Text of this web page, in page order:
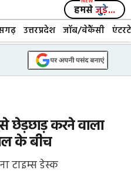
हमसेजुड़े...
उत्तरप्रदेश जॉब/वेकैंसी
छेड़छाड़ करने वाला
के बीच
टाइम्स डेस्क